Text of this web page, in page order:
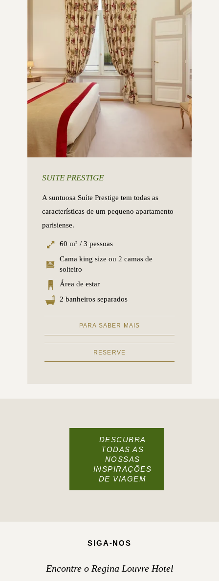
SUITE PRESTIGE
A suntuosa Suíte Prestige tem todas as
características de um pequeno apartamento
parisiense.
60 m² / 3 pessoas
Cama king size ou 2 camas de
solteiro
Área de estar
2 banheiros separados
PARA SABER MAIS
RESERVE
DESCUBRA
TODAS AS
NOSSAS
INSPIRAÇÕES
DE VIAGEM
SIGA-NOS
Encontre o Regina Louvre Hotel